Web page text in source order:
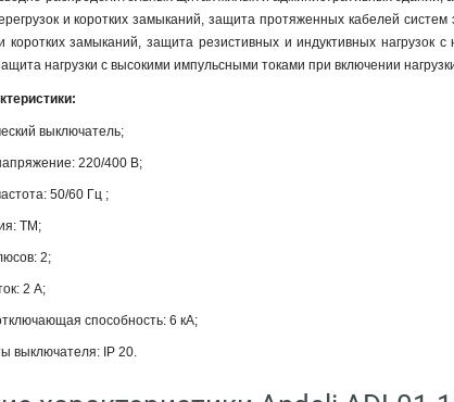
и коротких замыканий, защита протяженных кабелей
коротких замыканий, защита резистивных и индуктивных
нагрузки с высокими импульсными токами при включении
выключатель;
220/400 В;
50/60 Гц ;
ТМ;
2;
2 A;
способность: 6 кА;
выключателя: IP 20.